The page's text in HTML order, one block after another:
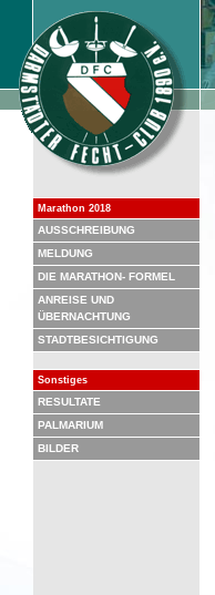
Marathon 2018
AUSSCHREIBUNG
MELDUNG
DIE MARATHON- FORMEL
ANREISE UND
ÜBERNACHTUNG
STADTBESICHTIGUNG
Sonstiges
RESULTATE
PALMARIUM
BILDER